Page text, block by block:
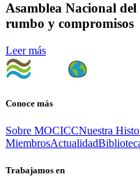
Asamblea Nacional
rumbo y compromisos
Leer más
Conoce más
Sobre MOCICCNuestra
MiembrosActualidad
Trabajamos en